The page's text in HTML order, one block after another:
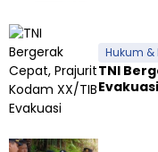
Hukum &
TNI